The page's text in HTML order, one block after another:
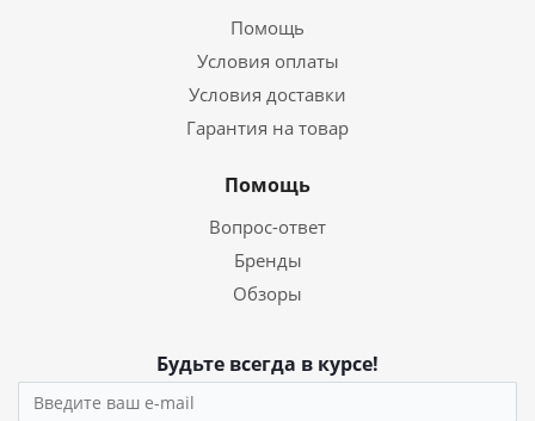
Помощь
Условия оплаты
Условия доставки
Гарантия на товар
Помощь
Вопрос-ответ
Бренды
Обзоры
Будьте всегда в курсе!